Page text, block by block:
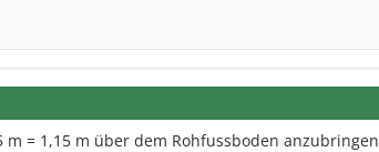
= 1,15 m über dem Rohfussboden anzubringen